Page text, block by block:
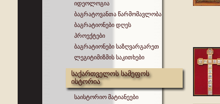
იდეოლოგია
ბაგრატოვანთა წარმომავლობა
ბაგრატიონები დღეს
პროექტები
ბაგრატიონები საზღვარგარეთ
ლეგიტიმიზმის საკითხები
საქართველოს სამეფოს
ისტორია
საისტორიო მატიანეები